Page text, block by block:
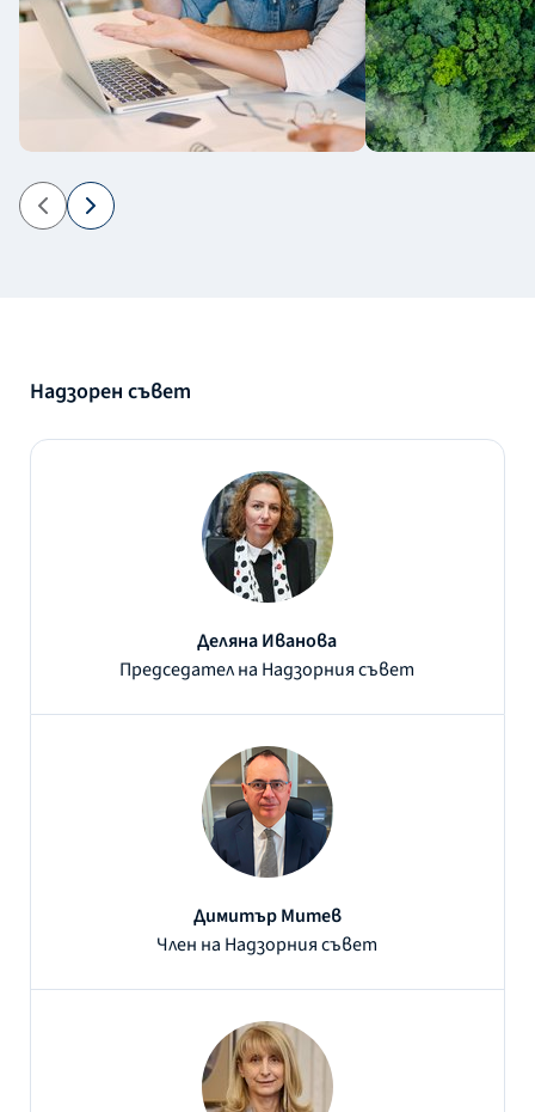
Надзорен съвет
Деляна Иванова
Председател на Надзорния съвет
Димитър Митев
Член на Надзорния съвет